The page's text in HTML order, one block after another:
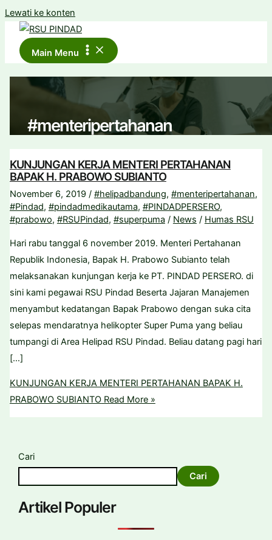
Lewati ke konten
Main Menu
#menteripertahanan
KUNJUNGAN KERJA MENTERI PERTAHANAN
BAPAK H. PRABOWO SUBIANTO
November 6, 2019 / #helipadbandung, #menteripertahanan,
#Pindad, #pindadmedikautama, #PINDADPERSERO,
#prabowo, #RSUPindad, #superpuma / News / Humas RSU
Hari rabu tanggal 6 november 2019. Menteri Pertahanan
Republik Indonesia, Bapak H. Prabowo Subianto telah
melaksanakan kunjungan kerja ke PT. PINDAD PERSERO. di
sini kami pegawai RSU Pindad Beserta Jajaran Manajemen
menyambut kedatangan Bapak Prabowo dengan suka cita
selepas mendaratnya helikopter Super Puma yang beliau
tumpangi di Area Helipad RSU Pindad. Beliau datang pagi hari
[…]
KUNJUNGAN KERJA MENTERI PERTAHANAN BAPAK H.
PRABOWO SUBIANTORead More »
Cari
Cari
Artikel Populer